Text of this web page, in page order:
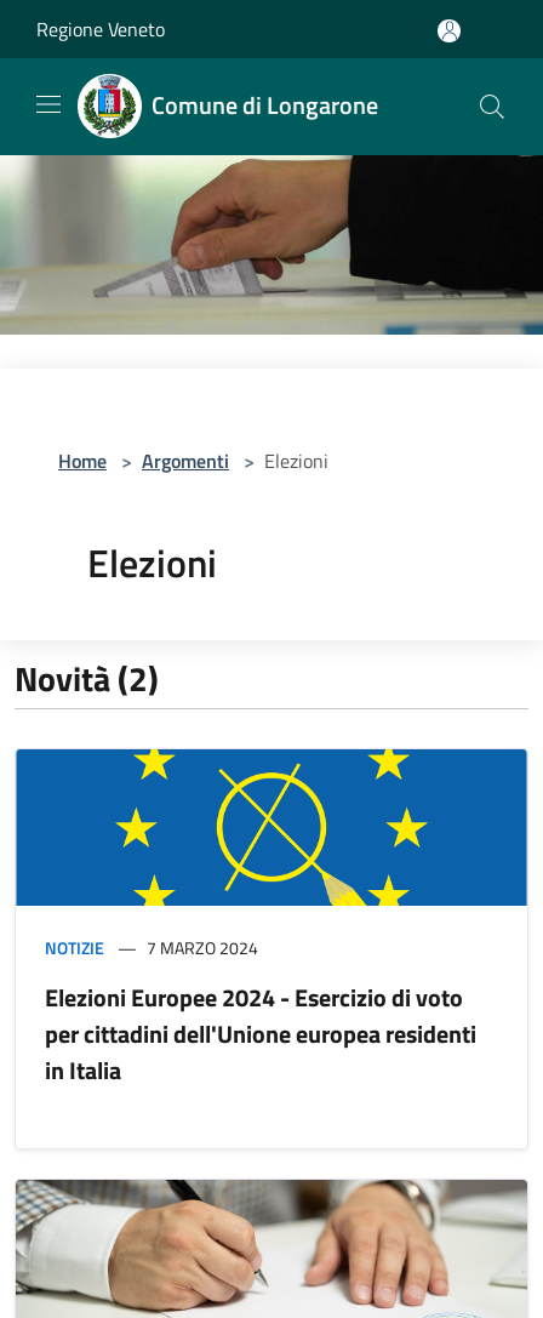
Regione Veneto
Comune di Longarone
Home > Argomenti > Elezioni
Elezioni
Novità (2)
NOTIZIE 7 MARZO 2024
Elezioni Europee 2024 - Esercizio di voto
per cittadini dell'Unione europea residenti
in Italia